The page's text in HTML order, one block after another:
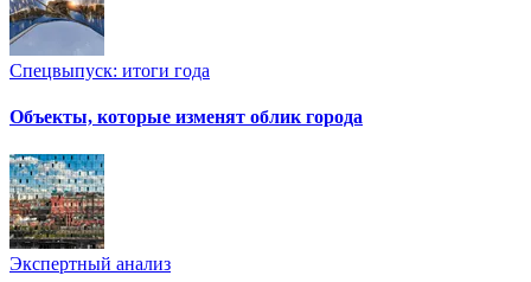
Спецвыпуск: итоги года
Объекты, которые изменят облик города
Экспертный анализ